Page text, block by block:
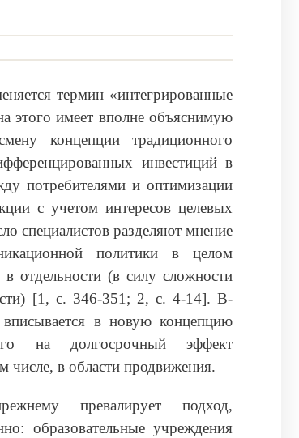
термин «интегрированные
имеет вполне объяснимую
концепции традиционного
инвестиций в
потребителями и оптимизации
с учетом интересов целевых
специалистов разделяют мнение
политики в целом
отдельности (в силу сложности
[1, с. 346-351; 2, с. 4-14]. В-
в новую концепцию
на долгосрочный эффект
числе, в области продвижения.
превалирует подход,
образовательные учреждения